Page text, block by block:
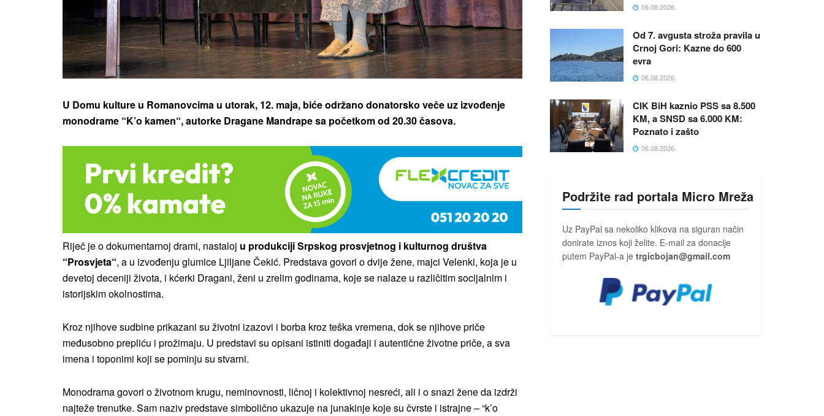
U Domu kulture u Romanovcima u utorak, 12. maja, biće održano donatorsko veče uz izvođenje
monodrame “K’o kamen“, autorke Dragane Mandrape sa početkom od 20.30 časova.
Riječ je o dokumentarnoj drami, nastaloj u produkciji Srpskog prosvjetnog i kulturnog društva
“Prosvjeta“, a u izvođenju glumice Ljiljane Čekić. Predstava govori o dvije žene, majci Velenki, koja je u
devetoj deceniji života, i kćerki Dragani, ženi u zrelim godinama, koje se nalaze u različitim socijalnim i
istorijskim okolnostima.
Kroz njihove sudbine prikazani su životni izazovi i borba kroz teška vremena, dok se njihove priče
međusobno prepliću i prožimaju. U predstavi su opisani istiniti događaji i autentične životne priče, a sva
imena i toponimi koji se pominju su stvarni.
Monodrama govori o životnom krugu, neminovnosti, ličnoj i kolektivnoj nesreći, ali i o snazi žene da izdrži
najteže trenutke. Sam naziv predstave simbolično ukazuje na junakinje koje su čvrste i istrajne – “k’o
06.08.2026.
Od 7. avgusta stroža pravila u
Crnoj Gori: Kazne do 600
evra
06.08.2026.
CIK BiH kaznio PSS sa 8.500
KM, a SNSD sa 6.000 KM:
Poznato i zašto
06.08.2026.
Podržite rad portala Micro Mreža
Uz PayPal sa nekoliko klikova na siguran način
donirate iznos koji želite. E-mail za donacije
putem PayPal-a je trgicbojan@gmail.com